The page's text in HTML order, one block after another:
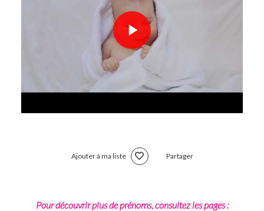
Ajouter à ma liste Partager
Pour découvrir plus de prénoms, consultez les pages :